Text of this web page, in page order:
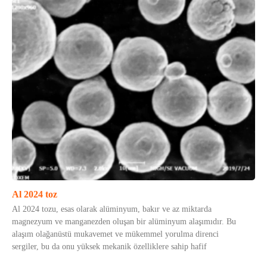
Al 2024 toz
Al 2024 tozu, esas olarak alüminyum, bakır ve az miktarda
magnezyum ve manganezden oluşan bir alüminyum alaşımıdır. Bu
alaşım olağanüstü mukavemet ve mükemmel yorulma direnci
sergiler, bu da onu yüksek mekanik özelliklere sahip hafif